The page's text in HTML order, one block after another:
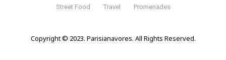
Street Food Travel Promenades
Copyright © 2023. Parisianavores. All Rights Reserved.